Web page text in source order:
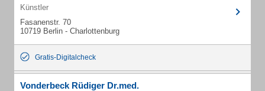
Künstler
Fasanenstr. 70
10719 Berlin - Charlottenburg
Gratis-Digitalcheck
Vonderbeck Rüdiger Dr.med.